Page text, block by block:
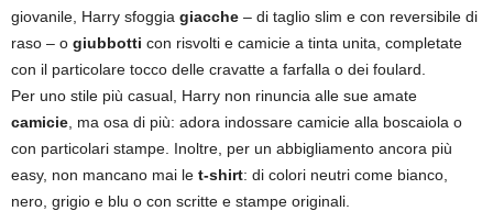
giovanile, Harry sfoggia giacche – di taglio slim e con reversibile di
raso – o giubbotti con risvolti e camicie a tinta unita, completate
con il particolare tocco delle cravatte a farfalla o dei foulard.
Per uno stile più casual, Harry non rinuncia alle sue amate
camicie , ma osa di più: adora indossare camicie alla boscaiola o
con particolari stampe. Inoltre, per un abbigliamento ancora più
easy, non mancano mai le t-shirt: di colori neutri come bianco,
nero, grigio e blu o con scritte e stampe originali.